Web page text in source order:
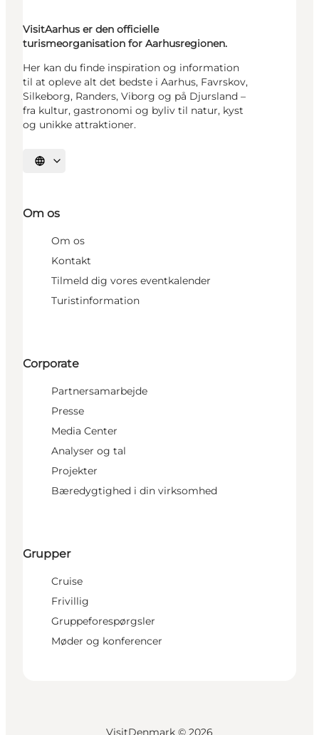
VisitAarhus er den officielle
turismeorganisation for Aarhusregionen.
Her kan du finde inspiration og information
til at opleve alt det bedste i Aarhus, Favrskov,
Silkeborg, Randers, Viborg og på Djursland –
fra kultur, gastronomi og byliv til natur, kyst
og unikke attraktioner.
Vælg sprog
Om os
Om os
Kontakt
Tilmeld dig vores eventkalender
Turistinformation
Corporate
Partnersamarbejde
Presse
Media Center
Analyser og tal
Projekter
Bæredygtighed i din virksomhed
Grupper
Cruise
Frivillig
Gruppeforespørgsler
Møder og konferencer
VisitDenmark © 2026